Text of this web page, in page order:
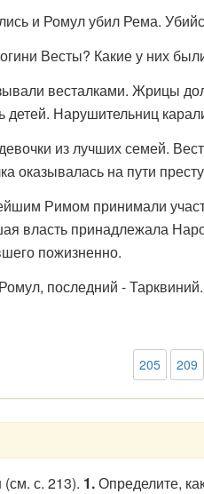
и Ромул убил Рема.
Весты? Какие у них
весталками. Жрицы
детей. Нарушительниц
из лучших семей.
оказывалась на пути
Римом принимали
власть принадлежала
пожизненно.
последний - Тарквиний.
205 209
(см. с. 213). 1.Определите,